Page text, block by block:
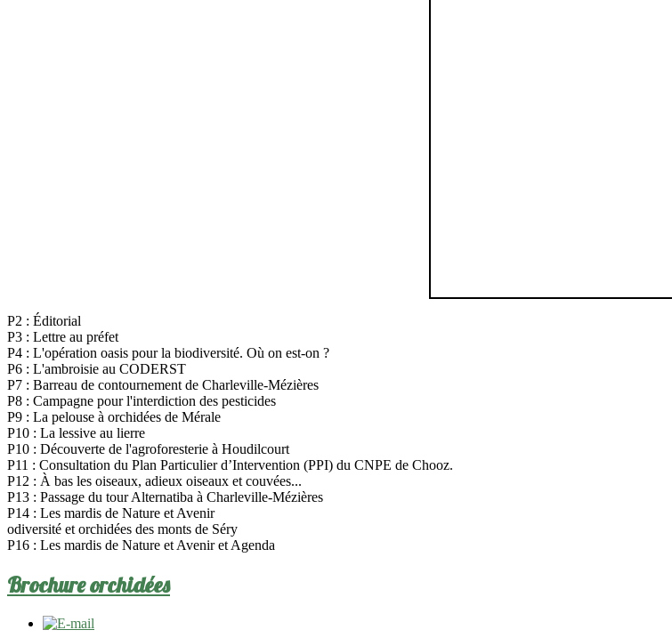
P2 : Éditorial
P3 : Lettre au préfet
P4 : L'opération oasis pour la biodiversité. Où on est-on ?
P6 : L'ambroisie au CODERST
P7 : Barreau de contournement de Charleville-Mézières
P8 : Campagne pour l'interdiction des pesticides
P9 : La pelouse à orchidées de Mérale
P10 : La lessive au lierre
P10 : Découverte de l'agroforesterie à Houdilcourt
P11 : Consultation du Plan Particulier d’Intervention (PPI) du CNPE de Chooz.
P12 : À bas les oiseaux, adieux oiseaux et couvées...
P13 : Passage du tour Alternatiba à Charleville-Mézières
P14 : Les mardis de Nature et Avenir
odiversité et orchidées des monts de Séry
P16 : Les mardis de Nature et Avenir et Agenda
Brochure orchidées